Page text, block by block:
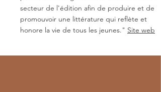
secteur de l'édition afin de produire et de
promouvoir une littérature qui reflète et
honore la vie de tous les jeunes." Site web